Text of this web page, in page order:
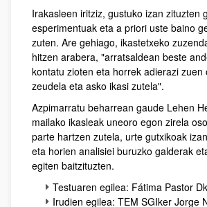
Irakasleen iritziz, gustuko izan zituzten
esperimentuak eta a priori uste baino
zuten. Are gehiago, ikastetxeko
hitzen arabera, "arratsaldean beste
kontatu zioten eta horrek adierazi zuen
zeudela eta asko ikasi zutela".
Azpimarratu beharrean gaude Lehen
mailako ikasleak uneoro egon zirela
parte hartzen zutela, urte gutxikoak
eta horien analisiei buruzko galderak
egiten baitzituzten.
Testuaren egilea: Fátima Pastor
Irudien egilea: TEM SGIker Jorge